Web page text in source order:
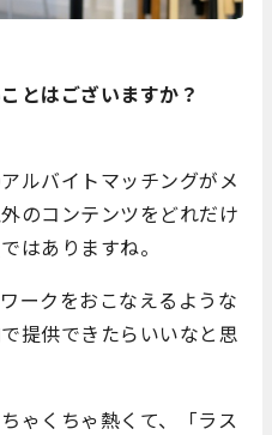
とはございますか？
ルバイトマッチングがメ
のコンテンツをどれだけ
はありますね。
ークをおこなえるような
提供できたらいいなと思
ゃくちゃ熱くて、「ラス